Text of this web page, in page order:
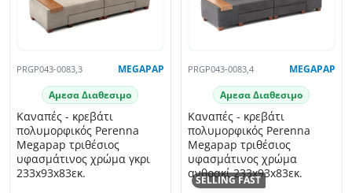
PRGP043-0083,3 MEGAPAP
Αμεσα Διαθεσιμο
Καναπές - κρεβάτι
πολυμορφικός Perenna
Megapap τριθέσιος
υφασμάτινος χρώμα γκρι
233x93x83εκ.
SELLING FAST
PRGP043-0083,4 MEGAPAP
Αμεσα Διαθεσιμο
Καναπές - κρεβάτι
πολυμορφικός Perenna
Megapap τριθέσιος
υφασμάτινος χρώμα
ανθρακί 233x93x83εκ.